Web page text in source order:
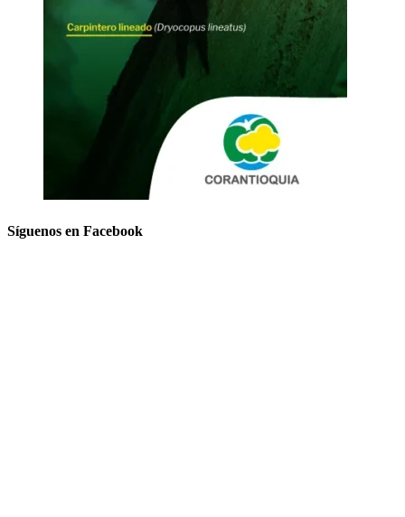
Síguenos en Facebook